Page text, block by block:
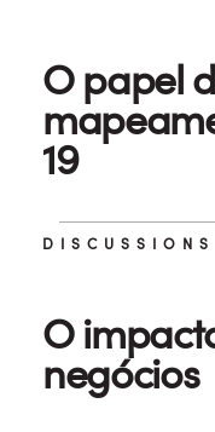
O papel
19
DISCUSSIONS
O
negócios